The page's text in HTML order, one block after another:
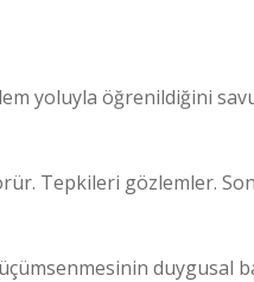
yoluyla öğrenildiğini
Tepkileri gözlemler.
duygusal